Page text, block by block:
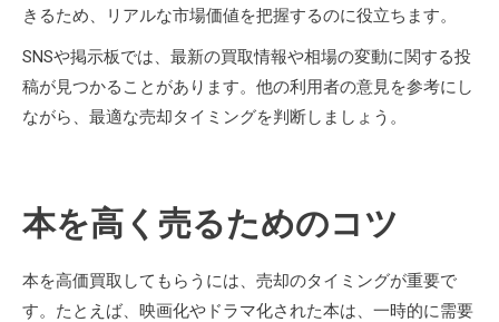
きるため、リアルな市場価値を把握するのに役立ちます。
SNSや掲示板では、最新の買取情報や相場の変動に関する投
稿が見つかることがあります。他の利用者の意見を参考にし
ながら、最適な売却タイミングを判断しましょう。
本を高く売るためのコツ
本を高価買取してもらうには、売却のタイミングが重要で
す。たとえば、映画化やドラマ化された本は、一時的に需要